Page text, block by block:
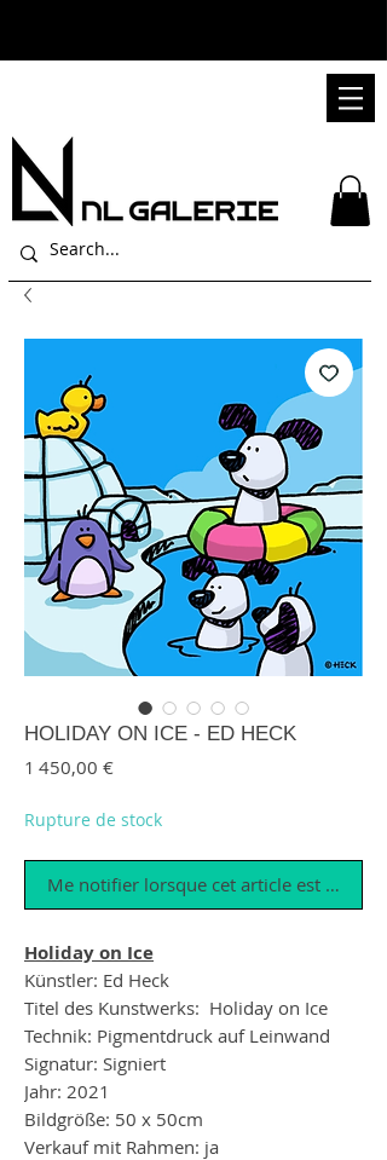
HOLIDAY ON ICE - ED HECK
1 450,00 €Prix
Rupture de stock
Me notifier lorsque cet article est
Holiday on Ice
Künstler: Ed Heck
Titel des Kunstwerks: Holiday on Ice
Technik: Pigmentdruck auf Leinwand
Signatur: Signiert
Jahr: 2021
Bildgröße: 50 x 50cm
Verkauf mit Rahmen: ja